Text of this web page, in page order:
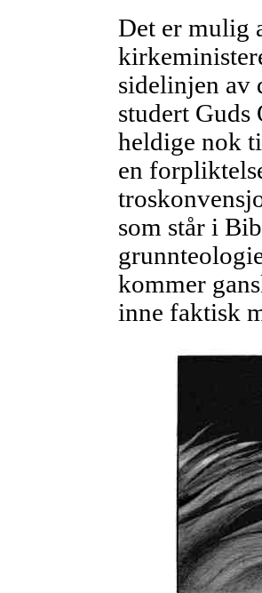
Det er mulig
sidelinjen av
studert Guds
heldige nok
en
som står i
kommer
inne faktisk